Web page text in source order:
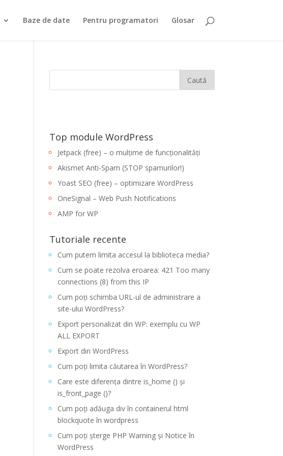
Baze de date Pentru programatori Glosar
Top module WordPress
Jetpack (free) – o mulțime de funcționalități
Akismet Anti-Spam (STOP spamurilor!)
Yoast SEO (free) – optimizare WordPress
OneSignal – Web Push Notifications
AMP for WP
Tutoriale recente
Cum putem limita accesul la biblioteca media?
Cum se poate rezolva eroarea: 421 Too many
connections (8) from this IP
Cum poți schimba URL-ul de administrare a
site-ului WordPress?
Export personalizat din WP: exemplu cu WP
ALL EXPORT
Export din WordPress
Cum poți limita căutarea în WordPress?
Care este diferența dintre is_home () și
is_front_page ()?
Cum poți adăuga div în containerul html
blockquote în wordpress
Cum poți șterge PHP Warning și Notice în
WordPress